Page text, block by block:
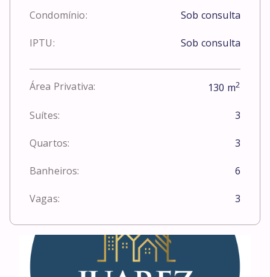
Condomínio: Sob consulta
IPTU: Sob consulta
Área Privativa: 130 m2
Suítes: 3
Quartos: 3
Banheiros: 6
Vagas: 3